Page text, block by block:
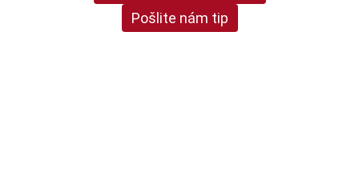
Pošlite nám tip